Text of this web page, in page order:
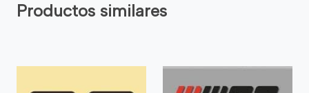
Productos similares